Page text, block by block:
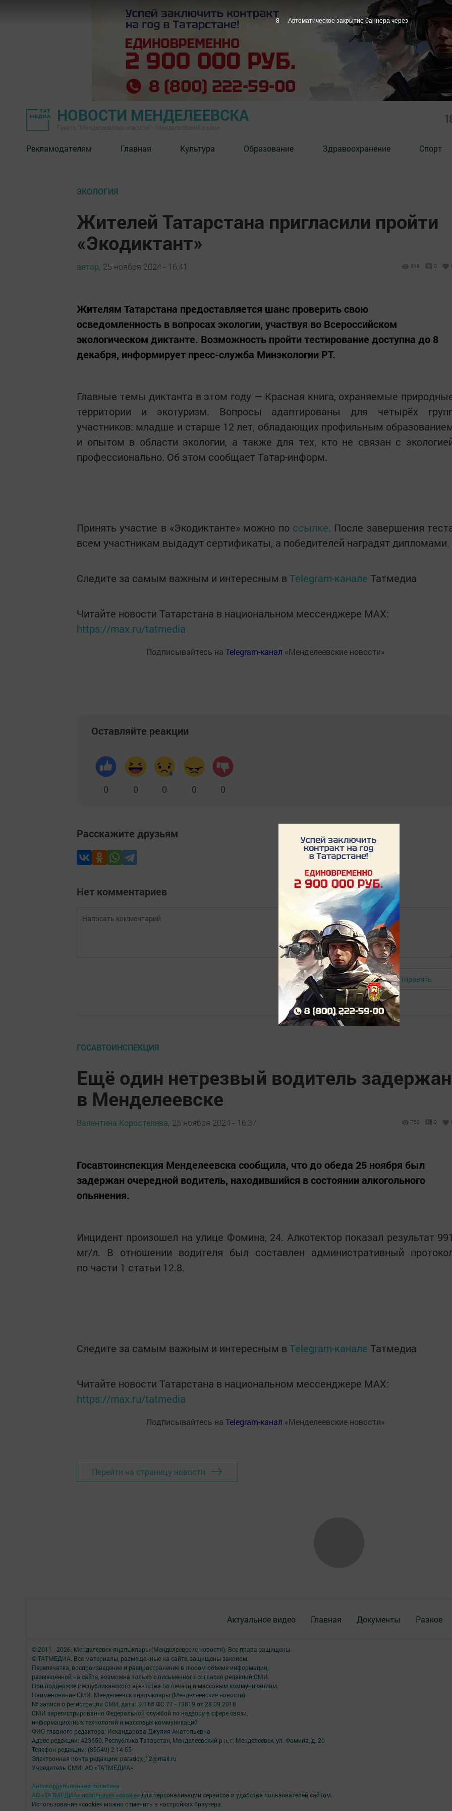
НОВОСТИ МЕНДЕЛЕЕВСКА
Рекламодателям Главная Культура Образование Здравоохранение Спорт
ЭКОЛОГИЯ
Жителей Татарстана пригласили пройти
«Экодиктант»
автор, 25 ноября 2024 - 16:41 619 0
Жителям Татарстана предоставляется шанс проверить свою
осведомленность в вопросах экологии, участвуя во Всероссийском
экологическом диктанте. Возможность пройти тестирование доступна до 8
декабря, информирует пресс-служба Минэкологии РТ.
Главные темы диктанта в этом году — Красная книга, охраняемые
территории и экотуризм. Вопросы адаптированы для четырёх
участников: младше и старше 12 лет, обладающих профильным
и опытом в области экологии, а также для тех, кто не связан с
профессионально. Об этом сообщает Татар-информ.
Принять участие в «Экодиктанте» можно по ссылке. После завершения
всем участникам выдадут сертификаты, а победителей наградят дипломами.
Следите за самым важным и интересным в Telegram-канале Татмедиа
Читайте новости Татарстана в национальном мессенджере MАХ:
https://max.ru/tatmedia
Подписывайтесь на Telegram-канал «Менделеевские новости»
Оставляйте реакции
0 0 0 0 0
Расскажите друзьям
Нет комментариев
Авторизоваться Отправить
ГОСАВТОИНСПЕКЦИЯ
Ещё один нетрезвый водитель задержан
в Менделеевске
Валентина Коростелева, 25 ноября 2024 - 16:37 760 0
Госавтоинспекция Менделеевска сообщила, что до обеда 25 ноября был
задержан очередной водитель, находившийся в состоянии алкогольного
опьянения.
Инцидент произошел на улице Фомина, 24. Алкотектор показал результат
мг/л. В отношении водителя был составлен административный
по части 1 статьи 12.8.
Следите за самым важным и интересным в Telegram-канале Татмедиа
Читайте новости Татарстана в национальном мессенджере MАХ:
https://max.ru/tatmedia
Подписывайтесь на Telegram-канал «Менделеевские новости»
Перейти на страницу новости
Актуальное видео Главная Документы Разное
© 2011 - 2026. Менделеевск яӊалыклары (Менделеевские новости). Все права защищены.
© ТАТМЕДИА. Все материалы, размещенные на сайте, защищены законом.
Перепечатка, воспроизведение и распространение в любом объеме информации,
размещенной на сайте, возможна только с письменного согласия редакций СМИ.
При поддержке Республиканского агентства по печати и массовым коммуникациям.
Наименование СМИ: Менделеевск яӊалыклары (Менделеевские новости)
№ записи о регистрации СМИ, дата: ЭЛ № ФС 77 - 73819 от 28.09.2018
СМИ зарегистрированно Федеральной службой по надзору в сфере связи,
информационных технологий и массовых коммуникаций
ФИО главного редактора: Искандарова Джулия Анатольевна
Адрес редакции: 423650, Республика Татарстан, Менделеевский р-н, г. Менделеевск, ул. Фомина, д. 20
Телефон редакции: (85549) 2-14-55
Электронная почта редакции: paradox_12@mail.ru
Учредитель СМИ: АО «ТАТМЕДИА»
Антикоррупционная политика
АО «ТАТМЕДИА» использует «cookie» для персонализации сервисов и удобства пользователей сайтом.
Использование «cookie» можно отменить в настройках браузера.
7 Автоматическое закрытие баннера через